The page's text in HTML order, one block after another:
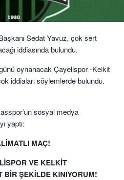
Sedat Yavuz, çok sert
iddiasında bulundu.
oynanacak Çayelispor -Kelkit
iddiaları söylemlerde bulundu.
sosyal medya
yaptı:
MAÇ!
VE KELKİT
BİR ŞEKİLDE KINIYORUM!